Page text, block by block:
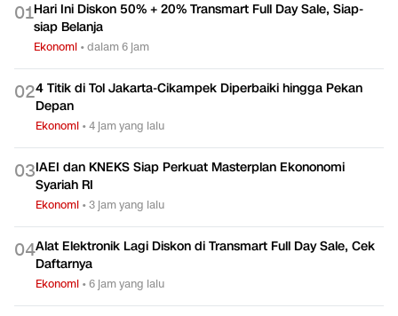
01Hari Ini Diskon 50% + 20% Transmart Full Day Sale, Siap-
siap Belanja
Ekonomi •dalam 6 jam
024 Titik di Tol Jakarta-Cikampek Diperbaiki hingga Pekan
Depan
Ekonomi •4 jam yang lalu
03IAEI dan KNEKS Siap Perkuat Masterplan Ekononomi
Syariah RI
Ekonomi •3 jam yang lalu
04Alat Elektronik Lagi Diskon di Transmart Full Day Sale, Cek
Daftarnya
Ekonomi •6 jam yang lalu